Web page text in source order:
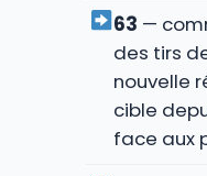
63 —
des tirs
nouvelle
cible
face aux